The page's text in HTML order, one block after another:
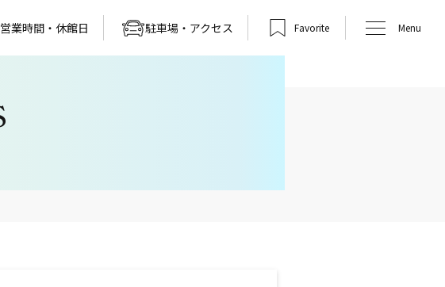
営業時間・休館日 駐車場・アクセス Favorite Menu